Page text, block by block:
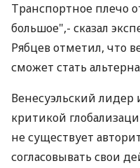
Транспортное плечо
большое",- сказал
Рябцев отметил, что
сможет стать
Венесуэльский лидер
критикой
не существует
согласовывать свои